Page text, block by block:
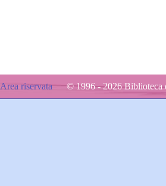
Area riservata© 1996 - 2026 Biblioteca